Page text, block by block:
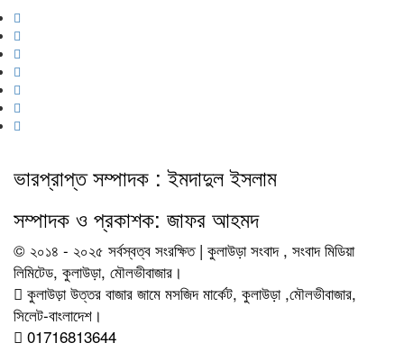
ভারপ্রাপ্ত সম্পাদক : ইমদাদুল ইসলাম
সম্পাদক ও প্রকাশক: জাফর আহমদ
© ২০১৪ - ২০২৫ সর্বস্বত্ব সংরক্ষিত | কুলাউড়া সংবাদ , সংবাদ মিডিয়া
লিমিটেড, কুলাউড়া, মৌলভীবাজার।
কুলাউড়া উত্তর বাজার জামে মসজিদ মার্কেট, কুলাউড়া ,মৌলভীবাজার,
সিলেট-বাংলাদেশ।
01716813644